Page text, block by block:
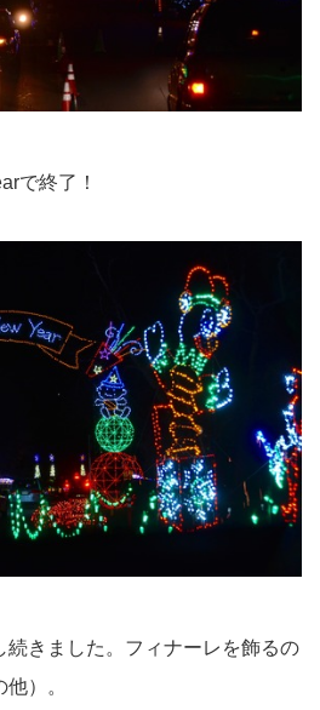
で終了！
続きました。フィナーレを飾るの
）。